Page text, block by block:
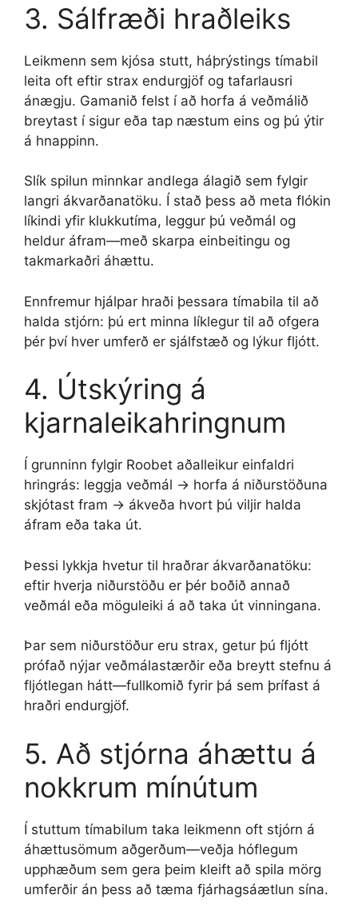
3. Sálfræði hraðleiks
Leikmenn sem kjósa stutt, háþrýstings tímabil
leita oft eftir strax endurgjöf og tafarlausri
ánægju. Gamanið felst í að horfa á veðmálið
breytast í sigur eða tap næstum eins og þú ýtir
á hnappinn.
Slík spilun minnkar andlega álagið sem fylgir
langri ákvarðanatöku. Í stað þess að meta flókin
líkindi yfir klukkutíma, leggur þú veðmál og
heldur áfram—með skarpa einbeitingu og
takmarkaðri áhættu.
Ennfremur hjálpar hraði þessara tímabila til að
halda stjórn: þú ert minna líklegur til að ofgera
þér því hver umferð er sjálfstæð og lýkur fljótt.
4. Útskýring á
kjarnaleikahringnum
Í grunninn fylgir Roobet aðalleikur einfaldri
hringrás: leggja veðmál → horfa á niðurstöðuna
skjótast fram → ákveða hvort þú viljir halda
áfram eða taka út.
Þessi lykkja hvetur til hraðrar ákvarðanatöku:
eftir hverja niðurstöðu er þér boðið annað
veðmál eða möguleiki á að taka út vinningana.
Þar sem niðurstöður eru strax, getur þú fljótt
prófað nýjar veðmálastærðir eða breytt stefnu á
fljótlegan hátt—fullkomið fyrir þá sem þrífast á
hraðri endurgjöf.
5. Að stjórna áhættu á
nokkrum mínútum
Í stuttum tímabilum taka leikmenn oft stjórn á
áhættusömum aðgerðum—veðja hóflegum
upphæðum sem gera þeim kleift að spila mörg
umferðir án þess að tæma fjárhagsáætlun sína.